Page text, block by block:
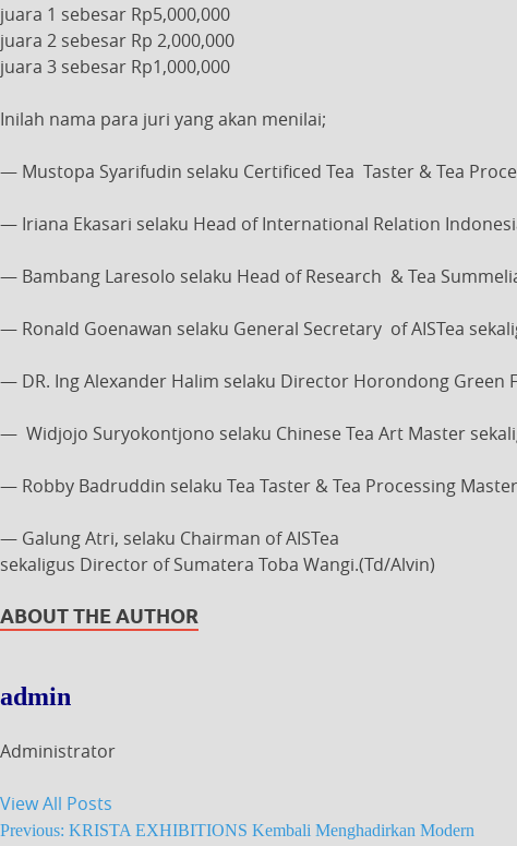
juara 1 sebesar Rp5,000,000
juara 2 sebesar Rp 2,000,000
juara 3 sebesar Rp1,000,000
Inilah nama para juri yang akan menilai;
— Mustopa Syarifudin selaku Certificed Tea Taster & Tea
— Iriana Ekasari selaku Head of International Relation
— Bambang Laresolo selaku Head of Research & Tea
— Ronald Goenawan selaku General Secretary of AISTea
— DR. Ing Alexander Halim selaku Director Horondong Green
— Widjojo Suryokontjono selaku Chinese Tea Art Master
— Robby Badruddin selaku Tea Taster & Tea Processing
— Galung Atri, selaku Chairman of AISTea
sekaligus Director of Sumatera Toba Wangi.(Td/Alvin)
ABOUT THE AUTHOR
admin
Administrator
View All Posts
Previous: KRISTA EXHIBITIONS Kembali Menghadirkan Modern